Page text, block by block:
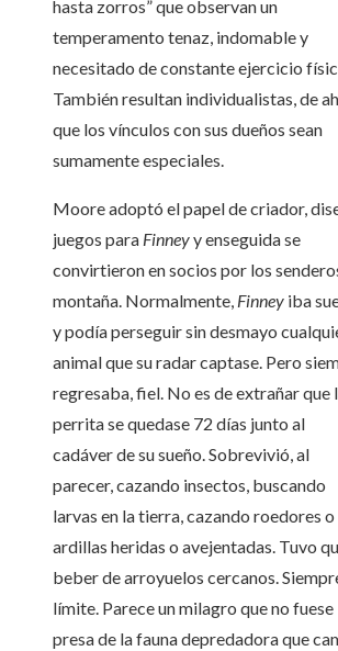
hasta zorros” que observan un
temperamento tenaz, indomable y
necesitado de constante ejercicio
También resultan individualistas, de
que los vínculos con sus dueños sean
sumamente especiales.
Moore adoptó el papel de criador,
juegos para Finneyy enseguida se
convirtieron en socios por los
montaña. Normalmente, Finney iba
y podía perseguir sin desmayo
animal que su radar captase. Pero
regresaba, fiel. No es de extrañar que
perrita se quedase 72 días junto al
cadáver de su sueño. Sobrevivió, al
parecer, cazando insectos, buscando
larvas en la tierra, cazando roedores o
ardillas heridas o avejentadas. Tuvo
beber de arroyuelos cercanos.
límite. Parece un milagro que no fuese
presa de la fauna depredadora que